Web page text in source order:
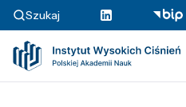
Szukaj